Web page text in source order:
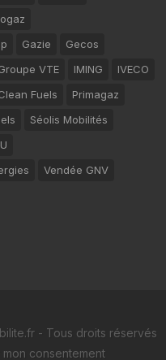
Gazie
Gecos
VTE IMING
IVECO
Fuels
Primagaz
Séolis Mobilités
Vendée GNV
- Tous droits réservés
mon consentement